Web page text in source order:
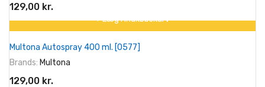
129,00 kr.
+ Læg I Indkøbskurv
Multona Autospray 400 ml. [0577]
Brands: Multona
129,00 kr.